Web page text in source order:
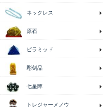
ネックレス
原石
ピラミッド
彫刻品
七星陣
トレジャーメノウ